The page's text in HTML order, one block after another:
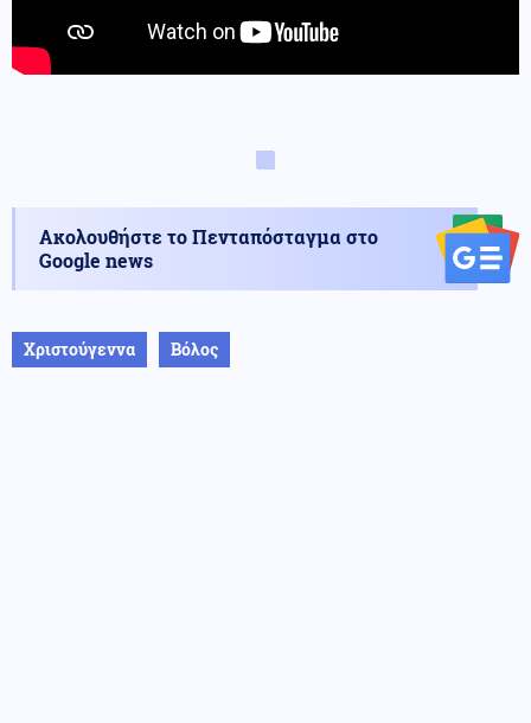
Ακολουθήστε το Πενταπόσταγμα στο
Google news
Χριστούγεννα Βόλος